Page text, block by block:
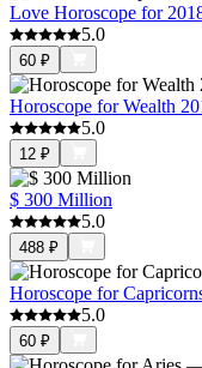
Love Horoscope for
5.0
60 ₽
Horoscope for Wealth
5.0
12 ₽
$ 300 Million
5.0
488 ₽
Horoscope for
5.0
60 ₽